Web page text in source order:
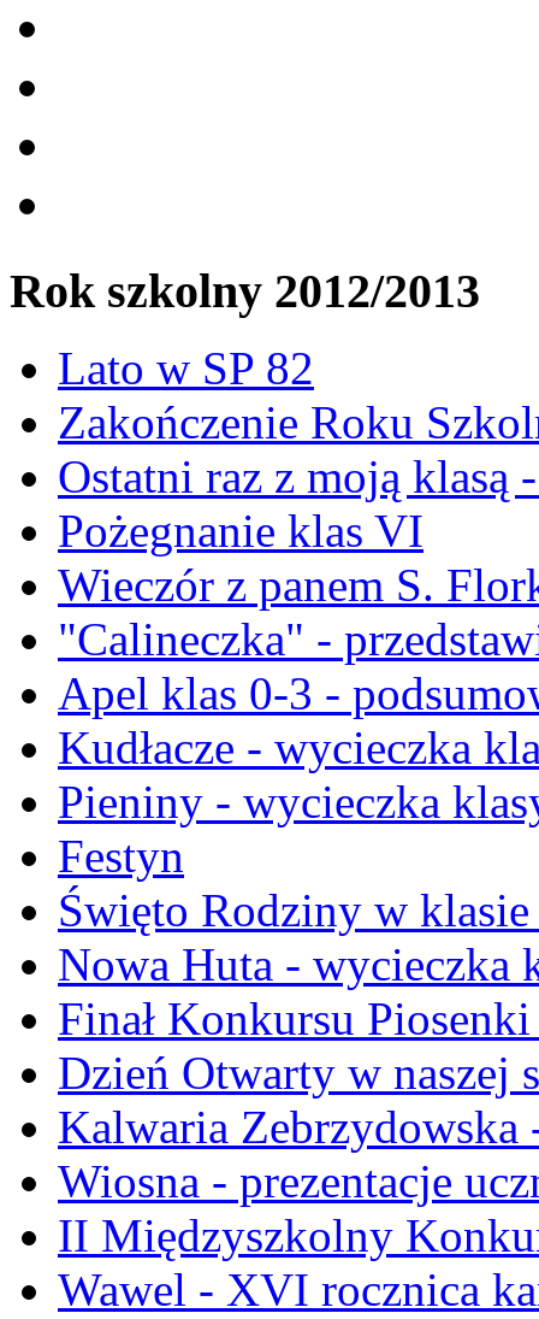
Rok szkolny 2012/2013
Lato w SP 82
Zakończenie Roku
Ostatni raz z moją
Pożegnanie klas VI
Wieczór z panem S.
"Calineczka" -
Apel klas 0-3 -
Kudłacze - wycieczka
Pieniny - wycieczka
Festyn
Święto Rodziny w
Nowa Huta - wycieczka
Finał Konkursu
Dzień Otwarty w naszej
Kalwaria
Wiosna - prezentacje
II Międzyszkolny
Wawel - XVI rocznica